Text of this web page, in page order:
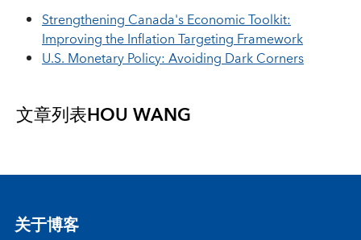
Strengthening Canada's Economic Toolkit:
Improving the Inflation Targeting Framework
U.S. Monetary Policy: Avoiding Dark Corners
文章列表HOU WANG
关于博客